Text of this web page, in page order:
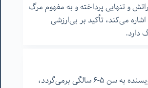
و تنهایی پرداخته و به مفهوم مرگ
می‌کند، تأکید بر بی‌ارزشی
دارد.
اولین تجربه معنوی نویسنده به سن ۵-۶ سالگی برمی‌گردد،